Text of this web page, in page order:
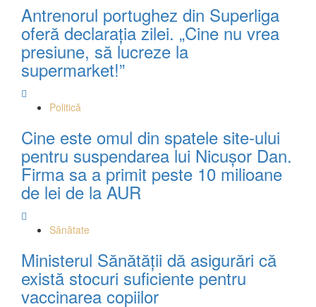
Antrenorul portughez din Superliga
oferă declarația zilei. „Cine nu vrea
presiune, să lucreze la
supermarket!”
Politică
Cine este omul din spatele site-ului
pentru suspendarea lui Nicuşor Dan.
Firma sa a primit peste 10 milioane
de lei de la AUR
Sănătate
Ministerul Sănătății dă asigurări că
există stocuri suficiente pentru
vaccinarea copiilor